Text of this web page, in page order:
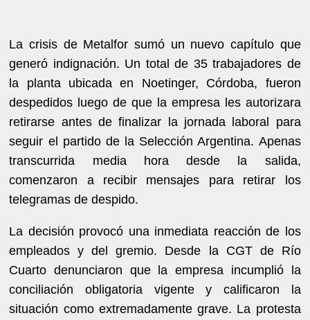
La crisis de Metalfor sumó un nuevo capítulo que
generó indignación. Un total de 35 trabajadores de
la planta ubicada en Noetinger, Córdoba, fueron
despedidos luego de que la empresa les autorizara
retirarse antes de finalizar la jornada laboral para
seguir el partido de la Selección Argentina. Apenas
transcurrida media hora desde la salida,
comenzaron a recibir mensajes para retirar los
telegramas de despido.
La decisión provocó una inmediata reacción de los
empleados y del gremio. Desde la CGT de Río
Cuarto denunciaron que la empresa incumplió la
conciliación obligatoria vigente y calificaron la
situación como extremadamente grave. La protesta